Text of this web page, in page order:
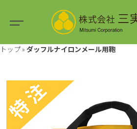
トップ» ダッフルナイロンメール用鞄